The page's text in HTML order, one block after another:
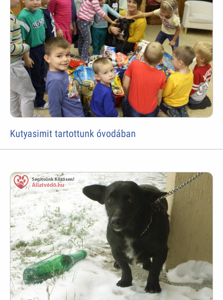
Kutyasimit tartottunk óvodában